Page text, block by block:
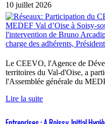
10 juillet 2026
Le CEEVO, l'Agence de
territoires du Val-d'Oise, a
l'Assemblée générale du
Lire la suite